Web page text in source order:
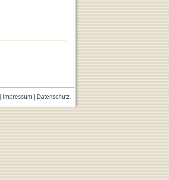
Impressum| Datenschutz